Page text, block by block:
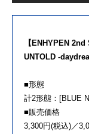
【ENHYPEN
UNTOLD -
■形態
計2形態：[BLUE
■販売価格
3,300円(税込)／